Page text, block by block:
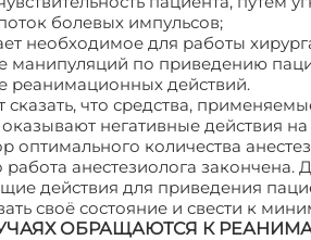
болевых импульсов;
необходимое для работы
манипуляций по приведению
реанимационных действий.
сказать, что средства,
негативные действия
оптимального количества
работа анестезиолога
действия для приведения
своё состояние и свести к
ОБРАЩАЮТСЯ К